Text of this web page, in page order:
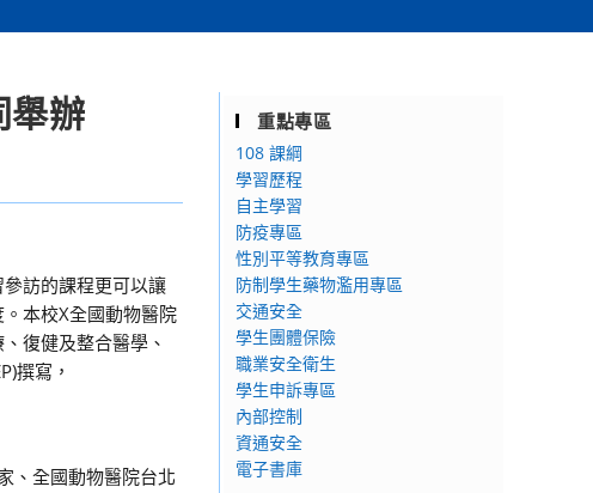
舉辦
訪的課程更可以讓
本校X全國動物醫院
復健及整合醫學、
撰寫，
、全國動物醫院台北
重點專區
108 課綱
學習歷程
自主學習
防疫專區
性別平等教育專區
防制學生藥物濫用專區
交通安全
學生團體保險
職業安全衛生
學生申訴專區
內部控制
資通安全
電子書庫